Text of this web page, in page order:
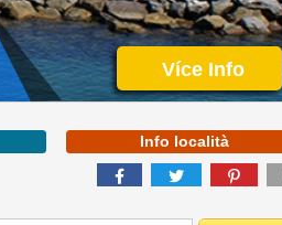
Info località